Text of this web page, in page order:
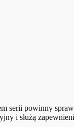
serii powinny
i służą